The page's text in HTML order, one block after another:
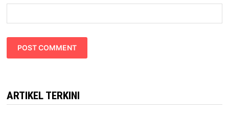
ARTIKEL TERKINI